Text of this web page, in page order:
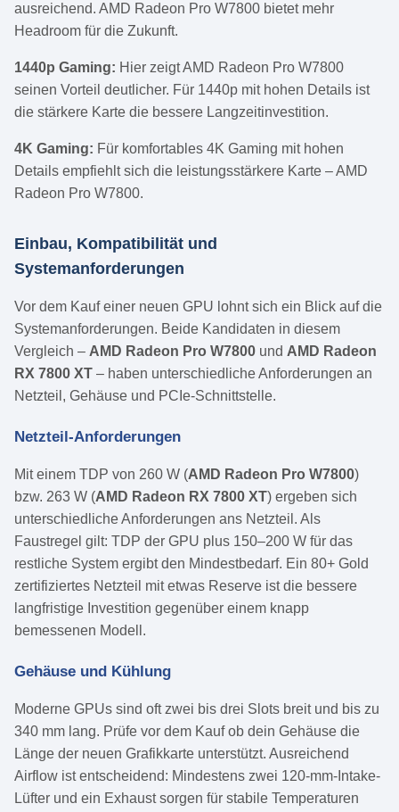
ausreichend. AMD Radeon Pro W7800 bietet mehr
Headroom für die Zukunft.
1440p Gaming: Hier zeigt AMD Radeon Pro W7800
seinen Vorteil deutlicher. Für 1440p mit hohen Details ist
die stärkere Karte die bessere Langzeitinvestition.
4K Gaming: Für komfortables 4K Gaming mit hohen
Details empfiehlt sich die leistungsstärkere Karte – AMD
Radeon Pro W7800.
Einbau, Kompatibilität und
Systemanforderungen
Vor dem Kauf einer neuen GPU lohnt sich ein Blick auf die
Systemanforderungen. Beide Kandidaten in diesem
Vergleich – AMD Radeon Pro W7800 und AMD Radeon
RX 7800 XT – haben unterschiedliche Anforderungen an
Netzteil, Gehäuse und PCIe-Schnittstelle.
Netzteil-Anforderungen
Mit einem TDP von 260 W (AMD Radeon Pro W7800)
bzw. 263 W (AMD Radeon RX 7800 XT) ergeben sich
unterschiedliche Anforderungen ans Netzteil. Als
Faustregel gilt: TDP der GPU plus 150–200 W für das
restliche System ergibt den Mindestbedarf. Ein 80+ Gold
zertifiziertes Netzteil mit etwas Reserve ist die bessere
langfristige Investition gegenüber einem knapp
bemessenen Modell.
Gehäuse und Kühlung
Moderne GPUs sind oft zwei bis drei Slots breit und bis zu
340 mm lang. Prüfe vor dem Kauf ob dein Gehäuse die
Länge der neuen Grafikkarte unterstützt. Ausreichend
Airflow ist entscheidend: Mindestens zwei 120-mm-Intake-
Lüfter und ein Exhaust sorgen für stabile Temperaturen